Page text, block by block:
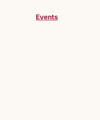
Events